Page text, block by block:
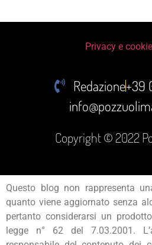
Copyright © 2022
Redazione+39
Privacy e
Questo blog non rappresenta
quanto viene aggiornato senza
pertanto considerarsi un
legge n° 62 del 7.03.2001.